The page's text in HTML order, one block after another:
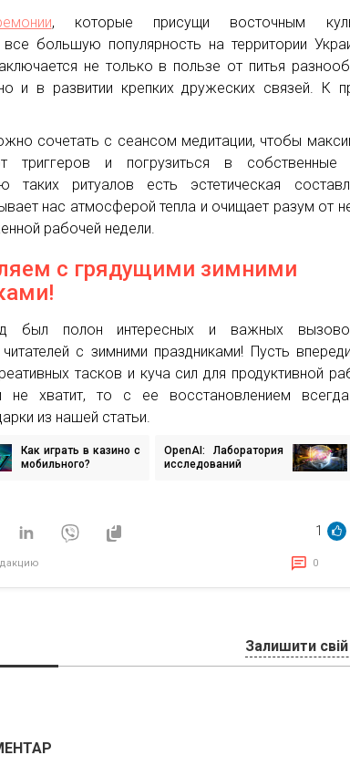
, которые присущи восточным
все большую популярность на территории
не только в пользе от питья
и в развитии крепких дружеских связей. К
сочетать с сеансом медитации, чтобы
триггеров и погрузиться в собственные
таких ритуалов есть эстетическая
нас атмосферой тепла и очищает разум от
рабочей недели.
с грядущими зимними
был полон интересных и важных
с зимними праздниками! Пусть
тасков и куча сил для продуктивной
не хватит, то с ее восстановлением
из нашей статьи.
Как играть в казино с
мобильного?
OpenAI: Лаборатория
исследований
1
0
Залишити